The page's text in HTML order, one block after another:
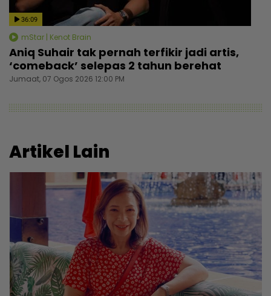
36:09
mStar | Kenot Brain
Aniq Suhair tak pernah terfikir jadi artis,
‘comeback’ selepas 2 tahun berehat
Jumaat, 07 Ogos 2026 12:00 PM
Artikel Lain